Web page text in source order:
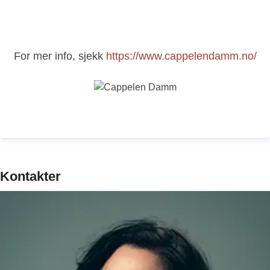
For mer info, sjekk https://www.cappelendamm.no/
Kontakter